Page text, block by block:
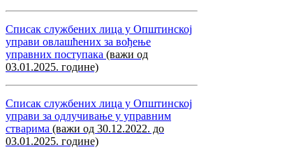
Списак службених лица у Општинској
управи овлашћених за вођење
управних поступака (важи од
03.01.2025. године)
Списак службених лица у Општинској
управи за одлучивање у управним
стварима (важи од 30.12.2022. до
03.01.2025. године)